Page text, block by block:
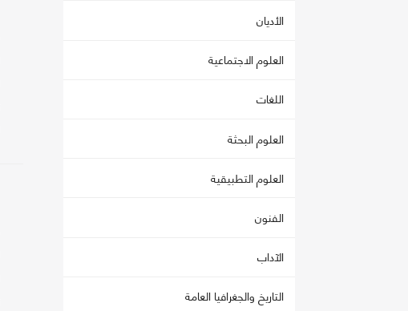
الأديان
العلوم الاجتماعية
اللغات
العلوم البحثة
العلوم التطبيقية
الفنون
الآداب
التاريخ والجغرافيا العامة